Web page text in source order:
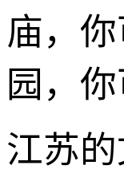
庙，
园，
江苏